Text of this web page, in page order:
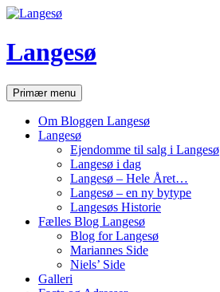
Hop
indhold
Langesø
SøgPrimær menu
Om Bloggen Langesø
Langesø
Ejendomme til salg i Langesø
Langesø i dag
Langesø – Hele Året…
Langesø – en ny bytype
Langesøs Historie
Fælles Blog Langesø
Blog for Langesø
Mariannes Side
Niels’ Side
Galleri